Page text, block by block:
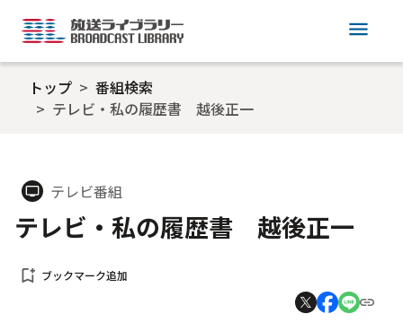
menu
トップ
番組検索
テレビ・私の履歴書 越後正一
tv テレビ番組
テレビ・私の履歴書 越後正一
bookmark_add ブックマーク追加